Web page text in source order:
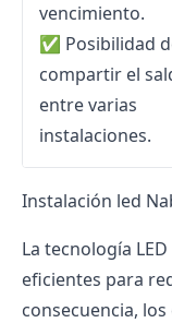
vencimiento.
✅ Posibilidad
compartir el
entre varias
instalaciones.
Instalación led
La tecnología
eficientes para
consecuencia,